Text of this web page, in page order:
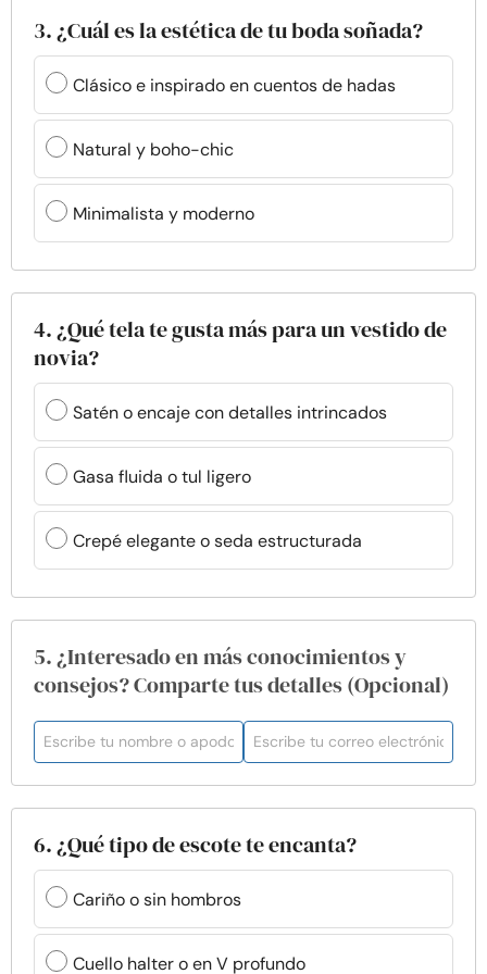
3. ¿Cuál es la estética de tu boda soñada?
Clásico e inspirado en cuentos de hadas
Natural y boho-chic
Minimalista y moderno
4. ¿Qué tela te gusta más para un vestido de
novia?
Satén o encaje con detalles intrincados
Gasa fluida o tul ligero
Crepé elegante o seda estructurada
5. ¿Interesado en más conocimientos y
consejos? Comparte tus detalles (Opcional)
6. ¿Qué tipo de escote te encanta?
Cariño o sin hombros
Cuello halter o en V profundo